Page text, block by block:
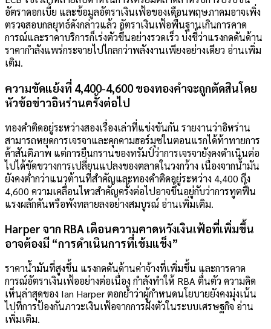
อัตราดอกเบี้ย และข้อมูลอัตราเงินเฟ้อของเดือนพฤษภาคมอาจเพิ่ง
ตรวจสอบกลยุทธ์ดังกล่าวแล้ว อัตราเงินเฟ้อพื้นฐานเกินการคาด
การณ์และราคาบริการก็เร่งตัวขึ้นอย่างรวดเร็ว บ่งชี้ว่าแรงกดดันด้าน
ราคากำลังแพร่กระจายไปไกลกว่าพลังงานเพียงอย่างเดียว อ่านเพิ่ม
เติม.
ความขัดแย้งที่ 4,400-4,600 ของทองคำจะถูกตัดสินโดย
หัวข้อข่าวอิหร่านครั้งต่อไป
ทองคำติดอยู่ระหว่างสองเรื่องเล่าที่แข่งขันกัน รายงานว่าอิหร่าน
สามารถหยุดการเจรจาและคุกคามฮอร์มุซในตอนแรกได้ท้าทายการ
ค้าสันติภาพ แต่การยืนกรานของทรัมป์ว่าการเจรจายังคงดำเนินต่อ
ไปได้ขัดขวางการเปลี่ยนแปลงของตลาดในวงกว้าง เนื่องจากน้ำมัน
ยังคงต่ำกว่าแนวต้านที่สำคัญและทองคำติดอยู่ระหว่าง 4,400 ถึง
4,600 ความเคลื่อนไหวสำคัญครั้งต่อไปอาจขึ้นอยู่กับว่าการทูตฟื้น
แรงผลักดันหรือพังทลายลงอย่างสมบูรณ์ อ่านเพิ่มเติม.
Harper จาก RBA เตือนความคาดหวังเงินเฟ้อที่เพิ่มขึ้น
อาจต้องมี “การดำเนินการที่เข้มแข็ง”
ราคาน้ำมันที่สูงขึ้น แรงกดดันด้านค่าจ้างที่เพิ่มขึ้น และการคาด
การณ์อัตราเงินเฟ้ออย่างต่อเนื่อง กำลังทำให้ RBA ตื่นตัว ความคิด
เห็นล่าสุดของ Ian Harper ตอกย้ำว่าผู้กำหนดนโยบายยังคงมุ่งเน้น
ไปที่การป้องกันภาวะเงินเฟ้อจากการฝังตัวในระบบเศรษฐกิจ อ่าน
เพิ่มเติม.